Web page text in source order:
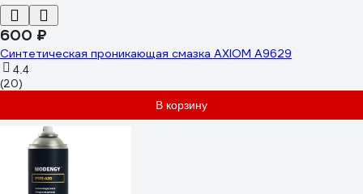
600 ₽
Синтетическая проникающая смазка AXIOM A9629
4.4
(20)
В корзину